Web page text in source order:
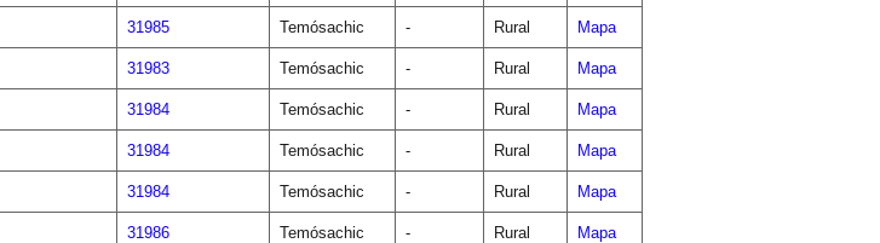
31985 Temósachic - Rural Mapa
31983 Temósachic - Rural Mapa
31984 Temósachic - Rural Mapa
31984 Temósachic - Rural Mapa
31984 Temósachic - Rural Mapa
31986 Temósachic - Rural Mapa